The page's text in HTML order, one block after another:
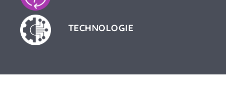
TECHNOLOGIE